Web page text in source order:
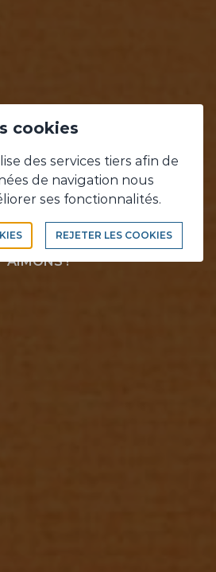
NOS
FAISONS, CE QUE NOUS
AIMONS !
cookies
des services tiers afin de
de navigation nous
ses fonctionnalités.
REJETER LES COOKIES